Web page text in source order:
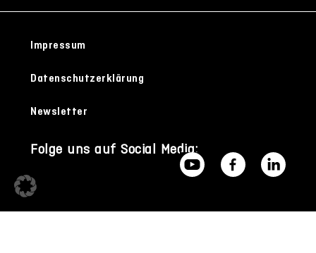
Impressum
Datenschutzerklärung
Newsletter
Folge uns auf Social Media: